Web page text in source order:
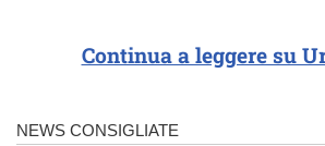
Continua a leggere su